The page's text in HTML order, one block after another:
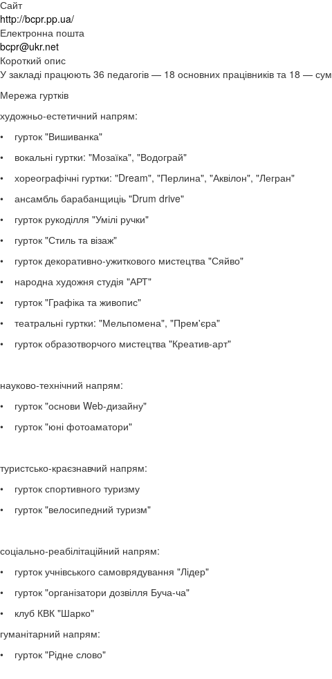
Сайт
http://bcpr.pp.ua/
Електронна пошта
bcpr@ukr.net
Короткий опис
У закладі працюють 36 педагогів — 18 основних працівників та 18 —
Мережа гуртків
художньо-естетичний напрям:
• гурток "Вишиванка"
• вокальні гуртки: "Мозаїка", "Водограй"
• хореографічні гуртки: "Dream", "Перлина", "Аквілон", "Легран"
• ансамбль барабанщиціь "Drum drive"
• гурток рукоділля "Умілі ручки"
• гурток "Стиль та візаж"
• гурток декоративно-ужиткового мистецтва "Сяйво"
• народна художня студія "АРТ"
• гурток "Графіка та живопис"
• театральні гуртки: "Мельпомена", "Прем'єра"
• гурток образотворчого мистецтва "Креатив-арт"
науково-технічний напрям:
• гурток "основи Web-дизайну"
• гурток "юні фотоаматори"
туристсько-краєзнавчий напрям:
• гурток спортивного туризму
• гурток "велосипедний туризм"
соціально-реабілітаційний напрям:
• гурток учнівського самоврядування "Лідер"
• гурток "організатори дозвілля Буча-ча"
• клуб КВК "Шарко"
гуманітарний напрям:
• гурток "Рідне слово"